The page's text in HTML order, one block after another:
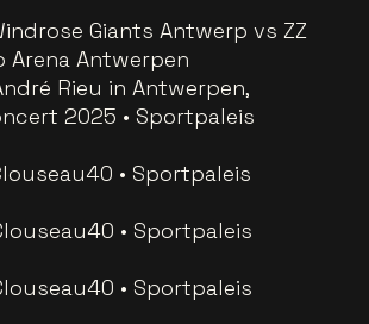
Giants Antwerp vs ZZ
Arena Antwerpen
Rieu in Antwerpen,
2025 • Sportpaleis
• Sportpaleis
• Sportpaleis
• Sportpaleis